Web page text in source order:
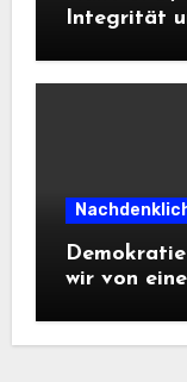
Integrität
wir von